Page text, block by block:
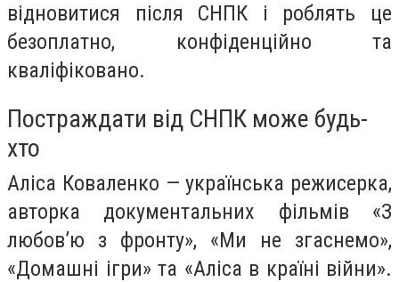
відновитися після СНПК і роблять це
безоплатно, конфіденційно та
кваліфіковано.
Постраждати від СНПК може будь-
хто
Аліса Коваленко — українська режисерка,
авторка документальних фільмів «З
любов’ю з фронту», «Ми не згаснемо»,
«Домашні ігри» та «Аліса в країні війни».